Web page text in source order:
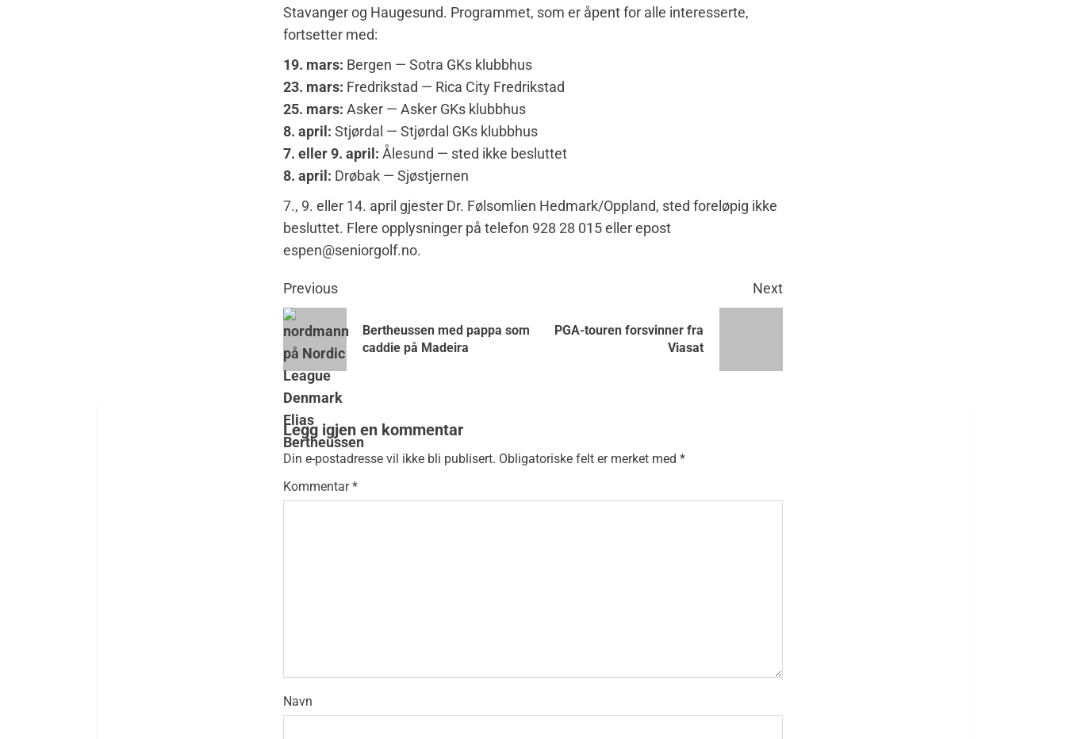
Stavanger og Haugesund. Programmet, som er åpent for alle interesserte,
fortsetter med:
19. mars: Bergen — Sotra GKs klubbhus
23. mars: Fredrikstad — Rica City Fredrikstad
25. mars: Asker — Asker GKs klubbhus
8. april: Stjørdal — Stjørdal GKs klubbhus
7. eller 9. april: Ålesund — sted ikke besluttet
8. april: Drøbak — Sjøstjernen
7., 9. eller 14. april gjester Dr. Følsomlien Hedmark/Oppland, sted foreløpig ikke
besluttet. Flere opplysninger på telefon 928 28 015 eller epost
espen@seniorgolf.no.
Previous
Bertheussen med pappa som
caddie på Madeira
Next
PGA-touren forsvinner fra
Viasat
Legg igjen en kommentar
Din e-postadresse vil ikke bli publisert. Obligatoriske felt er merket med *
Kommentar*
Navn